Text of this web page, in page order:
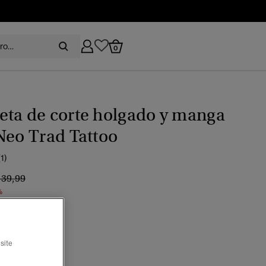
0
de corte holgado y manga
Trad Tattoo
rebajado de
a